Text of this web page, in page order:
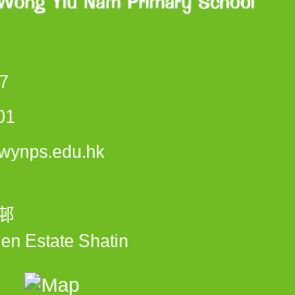
Estate Shatin